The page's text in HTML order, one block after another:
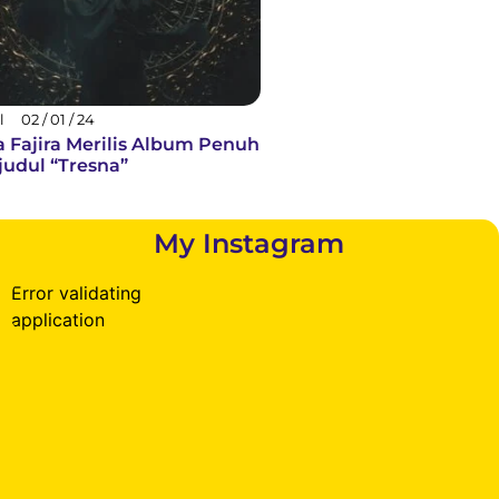
02 / 01 / 24
Fajira Merilis Album Penuh
“Tresna”
My Instagram
Error validating
application